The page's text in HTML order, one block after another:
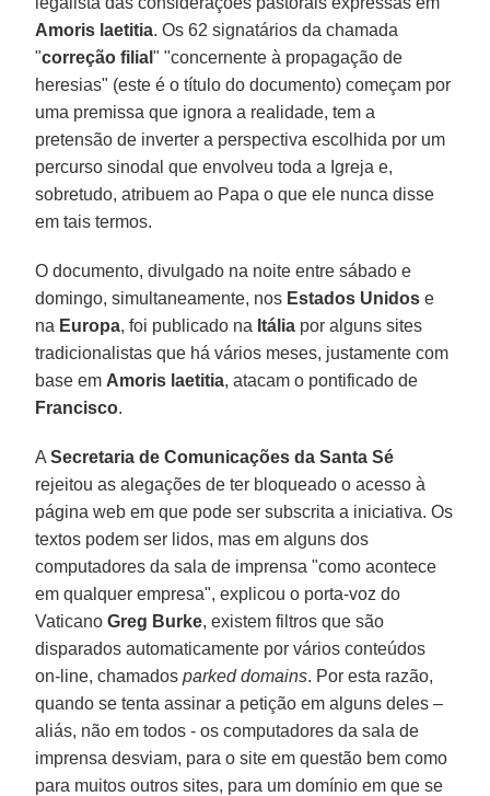
Amoris laetitia. Os 62 signatários da chamada
"correção filial" "concernente à propagação de
heresias" (este é o título do documento) começam por
uma premissa que ignora a realidade, tem a
pretensão de inverter a perspectiva escolhida por um
percurso sinodal que envolveu toda a Igreja e,
sobretudo, atribuem ao Papa o que ele nunca disse
em tais termos.
O documento, divulgado na noite entre sábado e
domingo, simultaneamente, nos Estados Unidos e
na Europa, foi publicado na Itália por alguns sites
tradicionalistas que há vários meses, justamente com
base em Amoris laetitia, atacam o pontificado de
Francisco.
ASecretaria de Comunicações da Santa Sé
rejeitou as alegações de ter bloqueado o acesso à
página web em que pode ser subscrita a iniciativa. Os
textos podem ser lidos, mas em alguns dos
computadores da sala de imprensa "como acontece
em qualquer empresa", explicou o porta-voz do
VaticanoGreg Burke, existem filtros que são
disparados automaticamente por vários conteúdos
on-line, chamadosparked domains. Por esta razão,
quando se tenta assinar a petição em alguns deles –
aliás, não em todos - os computadores da sala de
imprensa desviam, para o site em questão bem como
para muitos outros sites, para um domínio em que se